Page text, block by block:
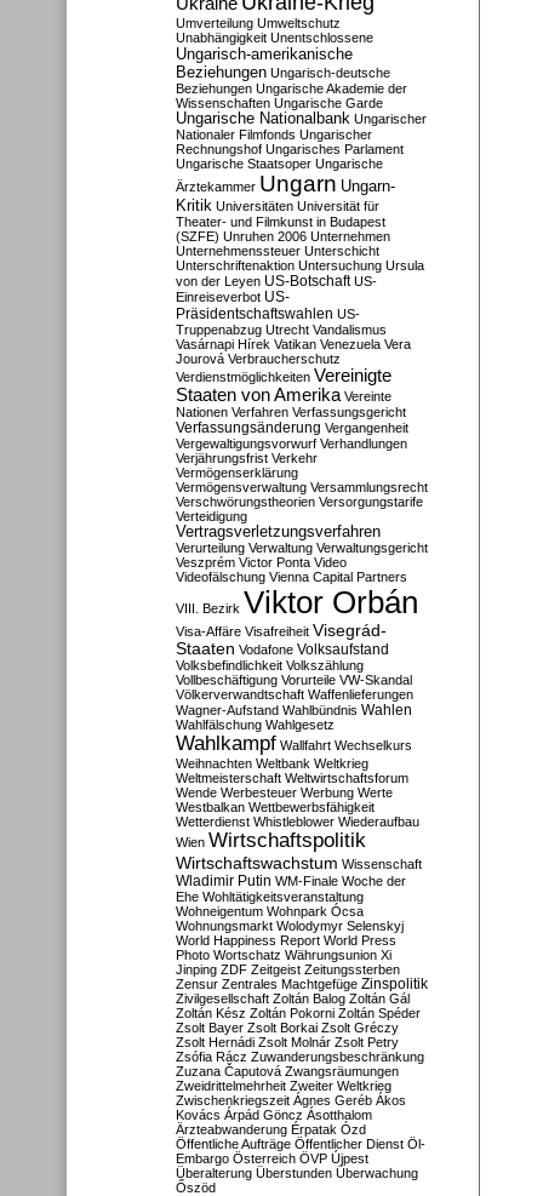
Umverteilung Umweltschutz
Unabhängigkeit Unentschlossene
Ungarisch-amerikanische
Beziehungen Ungarisch-deutsche
Beziehungen Ungarische Akademie der
Wissenschaften Ungarische Garde
Ungarische Nationalbank Ungarischer
Nationaler Filmfonds Ungarischer
Rechnungshof Ungarisches Parlament
Ungarische Staatsoper Ungarische
Ärztekammer Ungarn Ungarn-
Kritik Universitäten Universität für
Theater- und Filmkunst in Budapest
(SZFE) Unruhen 2006 Unternehmen
Unternehmenssteuer Unterschicht
Unterschriftenaktion Untersuchung Ursula
von der Leyen US-Botschaft US-
Einreiseverbot US-
Präsidentschaftswahlen US-
Truppenabzug Utrecht Vandalismus
Vasárnapi Hírek Vatikan Venezuela Vera
Jourová Verbraucherschutz
Verdienstmöglichkeiten Vereinigte
Staaten von Amerika Vereinte
Nationen Verfahren Verfassungsgericht
Verfassungsänderung Vergangenheit
Vergewaltigungsvorwurf Verhandlungen
Verjährungsfrist Verkehr
Vermögenserklärung
Vermögensverwaltung Versammlungsrecht
Verschwörungstheorien Versorgungstarife
Verteidigung
Vertragsverletzungsverfahren
Verurteilung Verwaltung Verwaltungsgericht
Veszprém Victor Ponta Video
Videofälschung Vienna Capital Partners
VIII. Bezirk Viktor Orbán
Visa-Affäre Visafreiheit Visegrád-
Staaten Vodafone Volksaufstand
Volksbefindlichkeit Volkszählung
Vollbeschäftigung Vorurteile VW-Skandal
Völkerverwandtschaft Waffenlieferungen
Wagner-Aufstand Wahlbündnis Wahlen
Wahlfälschung Wahlgesetz
Wahlkampf Wallfahrt Wechselkurs
Weihnachten Weltbank Weltkrieg
Weltmeisterschaft Weltwirtschaftsforum
Wende Werbesteuer Werbung Werte
Westbalkan Wettbewerbsfähigkeit
Wetterdienst Whistleblower Wiederaufbau
Wien Wirtschaftspolitik
Wirtschaftswachstum Wissenschaft
Wladimir Putin WM-Finale Woche der
Ehe Wohltätigkeitsveranstaltung
Wohneigentum Wohnpark Ócsa
Wohnungsmarkt Wolodymyr Selenskyj
World Happiness Report World Press
Photo Wortschatz Währungsunion Xi
Jinping ZDF Zeitgeist Zeitungssterben
Zensur Zentrales Machtgefüge Zinspolitik
Zivilgesellschaft Zoltán Balog Zoltán Gál
Zoltán Kész Zoltán Pokorni Zoltán Spéder
Zsolt Bayer Zsolt Borkai Zsolt Gréczy
Zsolt Hernádi Zsolt Molnár Zsolt Petry
Zsófia Rácz Zuwanderungsbeschränkung
Zuzana Čaputová Zwangsräumungen
Zweidrittelmehrheit Zweiter Weltkrieg
Zwischenkriegszeit Ágnes Geréb Ákos
Kovács Árpád Göncz Ásotthalom
Ärzteabwanderung Érpatak Ózd
Öffentliche Aufträge Öffentlicher Dienst Öl-
Embargo Österreich ÖVP Újpest
Überalterung Überstunden Überwachung
Őszöd